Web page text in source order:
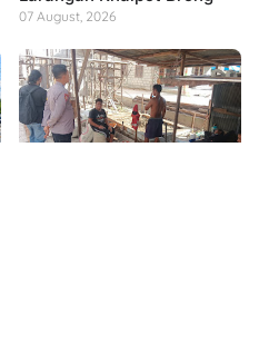
07 August, 2026